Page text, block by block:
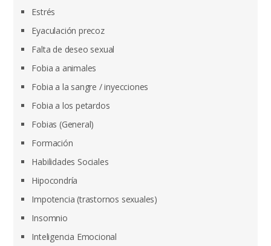
Estrés
Eyaculación precoz
Falta de deseo sexual
Fobia a animales
Fobia a la sangre / inyecciones
Fobia a los petardos
Fobias (General)
Formación
Habilidades Sociales
Hipocondría
Impotencia (trastornos sexuales)
Insomnio
Inteligencia Emocional